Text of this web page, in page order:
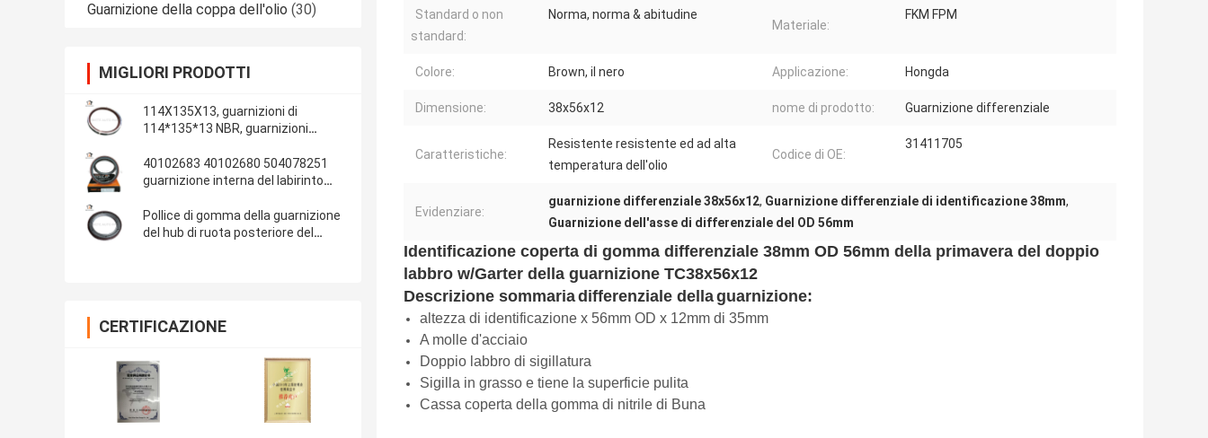
Guarnizione della coppa dell'olio (30)
MIGLIORI PRODOTTI
114X135X13, guarnizioni di
114*135*13 NBR, guarnizioni
materiale delle guarnizioni: NBR
40102683 40102680 504078251
guarnizione interna del labirinto
gomito di IVECO 100*130*13/14
Pollice di gomma della guarnizione
del hub di ruota posteriore del
CERTIFICAZIONE
Standard o non
standard:
Norma, norma & abitudine
Materiale:
FKM FPM
Colore: Brown, il nero Applicazione: Hongda
Dimensione: 38x56x12 nome di prodotto: Guarnizione differenziale
Caratteristiche:
Resistente resistente ed ad alta
temperatura dell'olio
Codice di OE:
31411705
Evidenziare:
guarnizione differenziale 38x56x12, Guarnizione differenziale di identificazione 38mm,
Guarnizione dell'asse di differenziale del OD 56mm
Identificazione coperta di gomma differenziale 38mm OD 56mm della primavera del doppio
labbro w/Garter della guarnizione TC38x56x12
Descrizione sommariadifferenziale dellaguarnizione:
altezza di identificazione x 56mm OD x 12mm di 35mm
A molle d'acciaio
Doppio labbro di sigillatura
Sigilla in grasso e tiene la superficie pulita
Cassa coperta della gomma di nitrile di Buna